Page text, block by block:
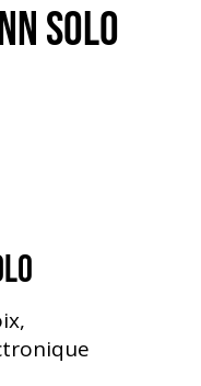
SOLO